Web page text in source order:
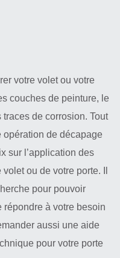
votre volet ou votre
couches de peinture, le
de corrosion. Tout
opération de décapage
sur l’application des
ou de votre porte. Il
pour pouvoir
à votre besoin
aussi une aide
pour votre porte